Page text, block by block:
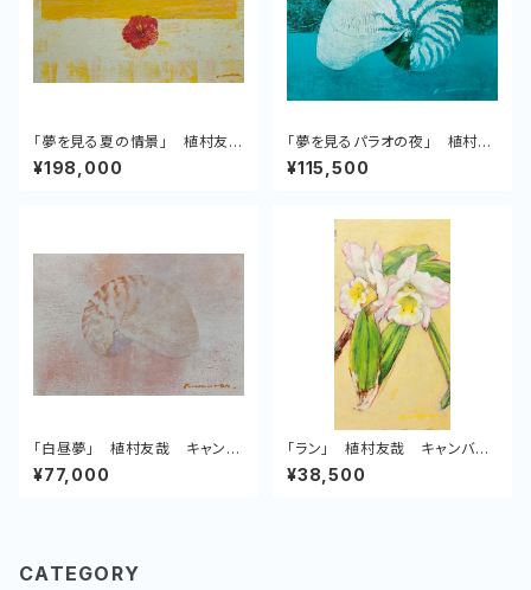
「夢を見る夏の情景」 植村友
哉 キャンバス、アクリル
¥198,000
「夢を見るパラオの夜」 植村友
哉 キャンバス、アクリル
¥115,500
「白昼夢」 植村友哉 キャンバ
ス、アクリル
¥77,000
「ラン」 植村友哉 キャンバス、
油彩
¥38,500
CATEGORY